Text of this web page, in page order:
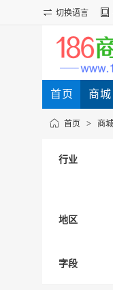
切换语言
首页 商城
首页 > 商城
行业
地区
字段